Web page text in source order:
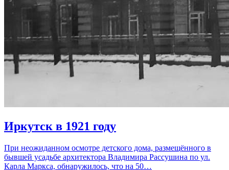
Иркутск в 1921 году
При неожиданном осмотре детского дома, размещённого в
бывшей усадьбе архитектора Владимира Рассушина по ул.
Карла Маркса, обнаружилось, что на 50…